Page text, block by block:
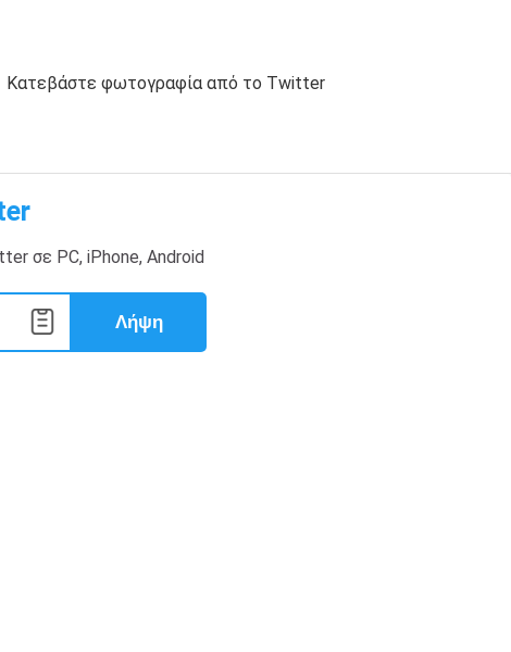
Κατεβάστε φωτογραφία από το Twitter
σε PC, iPhone, Android
Λήψη